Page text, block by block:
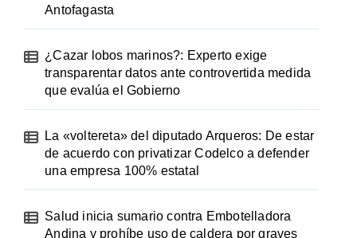
Antofagasta
¿Cazar lobos marinos?: Experto exige
transparentar datos ante controvertida medida
que evalúa el Gobierno
La «voltereta» del diputado Arqueros: De estar
de acuerdo con privatizar Codelco a defender
una empresa 100% estatal
Salud inicia sumario contra Embotelladora
Andina y prohíbe uso de caldera por graves